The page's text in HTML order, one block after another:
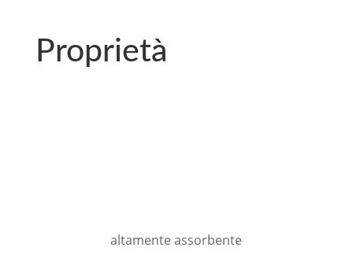
Proprietà
altamente assorbente